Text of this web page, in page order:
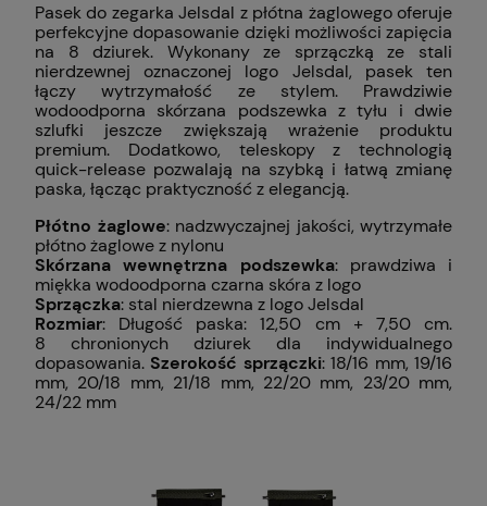
Pasek do zegarka Jelsdal z płótna żaglowego oferuje
perfekcyjne dopasowanie dzięki możliwości zapięcia
na 8 dziurek. Wykonany ze sprzączką ze stali
nierdzewnej oznaczonej logo Jelsdal, pasek ten
łączy wytrzymałość ze stylem. Prawdziwie
wodoodporna skórzana podszewka z tyłu i dwie
szlufki jeszcze zwiększają wrażenie produktu
premium. Dodatkowo, teleskopy z technologią
quick-release pozwalają na szybką i łatwą zmianę
paska, łącząc praktyczność z elegancją.
Płótno żaglowe: nadzwyczajnej jakości, wytrzymałe
płótno żaglowe z nylonu
Skórzana wewnętrzna podszewka: prawdziwa i
miękka wodoodporna czarna skóra z logo
Sprzączka: stal nierdzewna z logo Jelsdal
Rozmiar: Długość paska: 12,50 cm + 7,50 cm.
8 chronionych dziurek dla indywidualnego
dopasowania. Szerokość sprzączki: 18/16 mm, 19/16
mm, 20/18 mm, 21/18 mm, 22/20 mm, 23/20 mm,
24/22 mm